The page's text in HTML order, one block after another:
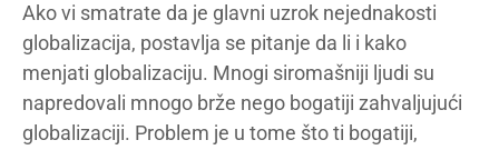
Ako vi smatrate da je glavni uzrok nejednakosti
globalizacija, postavlja se pitanje da li i kako
menjati globalizaciju. Mnogi siromašniji ljudi su
napredovali mnogo brže nego bogatiji zahvaljujući
globalizaciji. Problem je u tome što ti bogatiji,